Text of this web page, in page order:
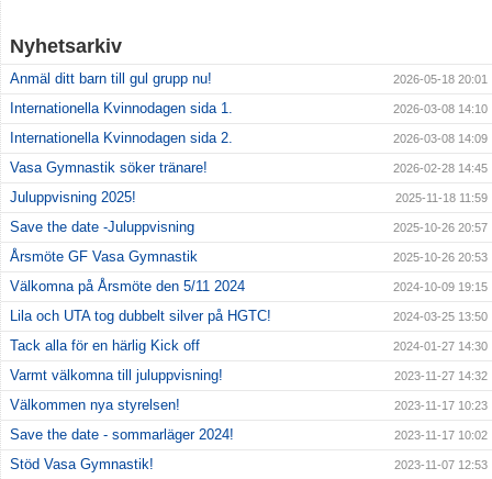
Nyhetsarkiv
Anmäl ditt barn till gul grupp nu! 2026-05-18 20:01
Internationella Kvinnodagen sida 1. 2026-03-08 14:10
Internationella Kvinnodagen sida 2. 2026-03-08 14:09
Vasa Gymnastik söker tränare! 2026-02-28 14:45
Juluppvisning 2025! 2025-11-18 11:59
Save the date -Juluppvisning 2025-10-26 20:57
Årsmöte GF Vasa Gymnastik 2025-10-26 20:53
Välkomna på Årsmöte den 5/11 2024 2024-10-09 19:15
Lila och UTA tog dubbelt silver på HGTC! 2024-03-25 13:50
Tack alla för en härlig Kick off 2024-01-27 14:30
Varmt välkomna till juluppvisning! 2023-11-27 14:32
Välkommen nya styrelsen! 2023-11-17 10:23
Save the date - sommarläger 2024! 2023-11-17 10:02
Stöd Vasa Gymnastik! 2023-11-07 12:53